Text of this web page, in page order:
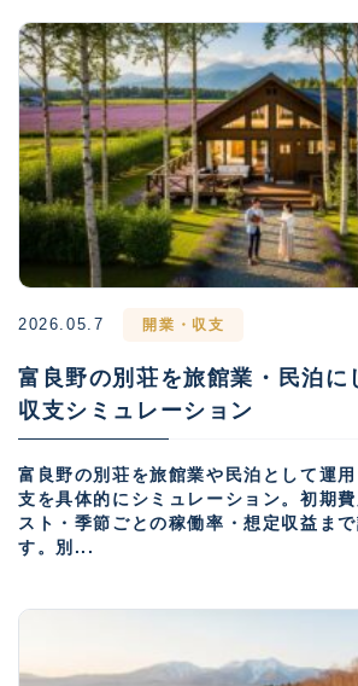
2026.05.7 開業・収支
富良野の別荘を旅館業・民泊に
収支シミュレーション
富良野の別荘を旅館業や民泊として運
支を具体的にシミュレーション。初期
スト・季節ごとの稼働率・想定収益ま
す。別...